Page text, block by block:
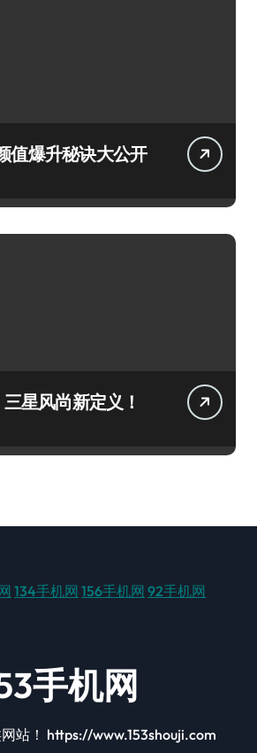
值爆升秘诀大公开
星风尚新定义！
134手机网 156手机网 92手机网
手机网
站！ https://www.153shouji.com